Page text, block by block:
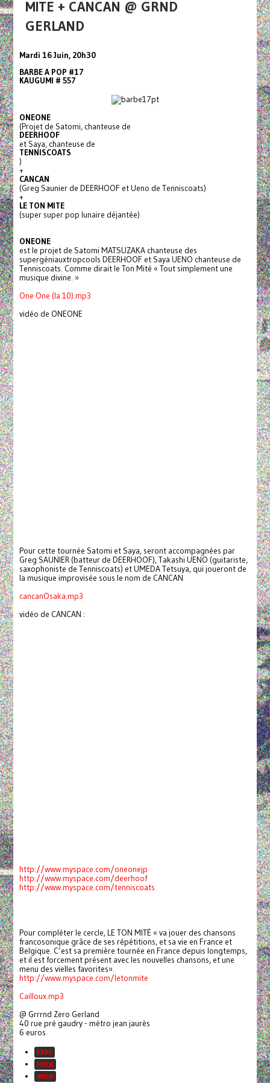
MITE + CANCAN @ GRND
GERLAND
Mardi 16 Juin, 20h30
BARBE A POP #17
KAUGUMI # 557
ONEONE
(Projet de Satomi, chanteuse de
DEERHOOF
et Saya, chanteuse de
TENNISCOATS
)
+
CANCAN
(Greg Saunier de DEERHOOF et Ueno de Tenniscoats)
+
LE TON MITE
(super super pop lunaire déjantée)
ONEONE
est le projet de Satomi MATSUZAKA chanteuse des
supergéniauxtropcools DEERHOOF et Saya UENO chanteuse de
Tenniscoats. Comme dirait le Ton Mité « Tout simplement une
musique divine. »
One One (la 10).mp3
vidéo de ONEONE
Pour cette tournée Satomi et Saya, seront accompagnées par
Greg SAUNIER (batteur de DEERHOOF), Takashi UENO (guitariste,
saxophoniste de Tenniscoats) et UMEDA Tetsuya, qui joueront de
la musique improvisée sous le nom de CANCAN
cancanOsaka.mp3
vidéo de CANCAN :
http://www.myspace.com/oneonejp
http://www.myspace.com/deerhoof
http://www.myspace.com/tenniscoats
Pour compléter le cercle, LE TON MITÉ « va jouer des chansons
francosonique grâce de ses répétitions, et sa vie en France et
Belgique. C’est sa première tournée en France depuis longtemps,
et il est forcement présent avec les nouvelles chansons, et une
menu des vielles favorites».
http://www.myspace.com/letonmite
Cailloux.mp3
@ Grrrnd Zero Gerland
40 rue pré gaudry - métro jean jaurès
6 euros
EXPE
FOLK
INDIE